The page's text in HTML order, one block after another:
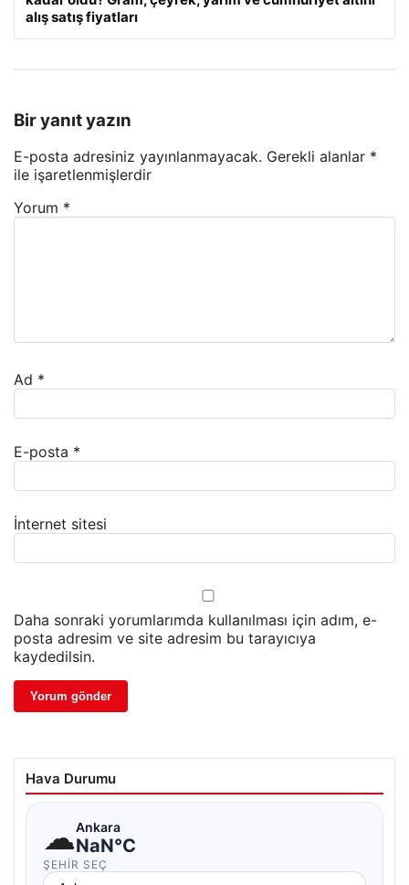
alış satış fiyatları
Bir yanıt yazın
E-posta adresiniz yayınlanmayacak. Gerekli alanlar *
ile işaretlenmişlerdir
Yorum *
Ad *
E-posta *
İnternet sitesi
Daha sonraki yorumlarımda kullanılması için adım, e-
posta adresim ve site adresim bu tarayıcıya
kaydedilsin.
Hava Durumu
☁Ankara
NaN°C
ŞEHIR SEÇ